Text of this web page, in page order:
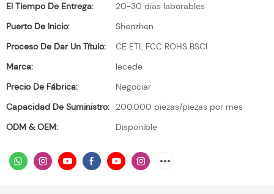
El Tiempo De Entrega:
20-30 días laborables
Puerto De Inicio:
Shenzhen
Proceso De Dar Un Título:
CE ETL FCC ROHS BSCI
Marca:
lecede
Precio De Fábrica:
Negociar
Capacidad De Suministro:
200.000 piezas/piezas por mes
ODM & OEM:
Disponible